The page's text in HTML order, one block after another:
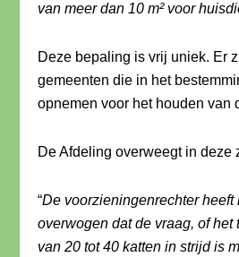
van meer dan 10 m² voor
Deze bepaling is vrij uniek. Er
gemeenten die in het
opnemen voor het houden van
De Afdeling overweegt in deze
“De voorzieningenrechter heeft
overwogen dat de vraag, of het
van 20 tot 40 katten in strijd is